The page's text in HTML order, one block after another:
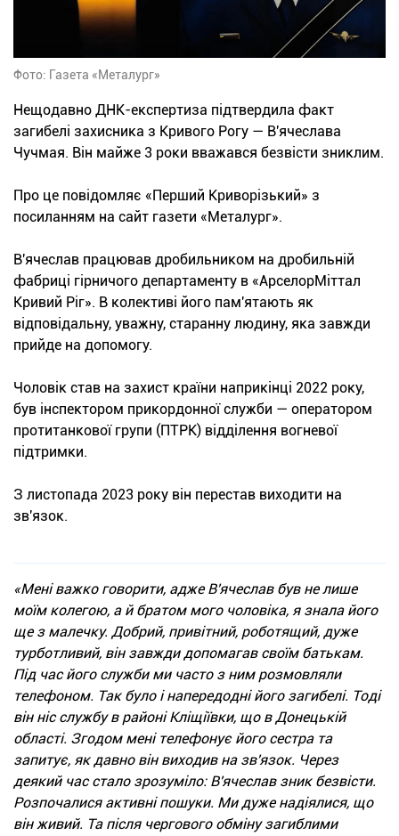
Фото: Газета «Металург»
Нещодавно ДНК-експертиза підтвердила факт
загибелі захисника з Кривого Рогу — В'ячеслава
Чучмая. Він майже 3 роки вважався безвісти зниклим.
Про це повідомляє «Перший Криворізький» з
посиланням на сайт газети «Металург».
В'ячеслав працював дробильником на дробильній
фабриці гірничого департаменту в «АрселорМіттал
Кривий Ріг». В колективі його пам'ятають як
відповідальну, уважну, старанну людину, яка завжди
прийде на допомогу.
Чоловік став на захист країни наприкінці 2022 року,
був інспектором прикордонної служби — оператором
протитанкової групи (ПТРК) відділення вогневої
підтримки.
З листопада 2023 року він перестав виходити на
зв'язок.
«Мені важко говорити, адже В'ячеслав був не лише
моїм колегою, а й братом мого чоловіка, я знала його
ще з малечку. Добрий, привітний, роботящий, дуже
турботливий, він завжди допомагав своїм батькам.
Під час його служби ми часто з ним розмовляли
телефоном. Так було і напередодні його загибелі. Тоді
він ніс службу в районі Кліщіївки, що в Донецькій
області. Згодом мені телефонує його сестра та
запитує, як давно він виходив на зв'язок. Через
деякий час стало зрозуміло: В'ячеслав зник безвісти.
Розпочалися активні пошуки. Ми дуже надіялися, що
він живий. Та після чергового обміну загиблими